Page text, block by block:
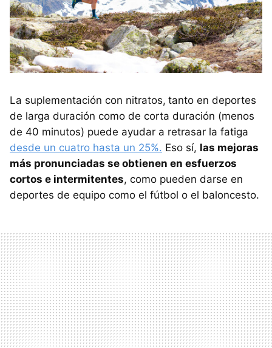
La suplementación con nitratos, tanto en deportes
de larga duración como de corta duración (menos
de 40 minutos) puede ayudar a retrasar la fatiga
desde un cuatro hasta un 25%. Eso sí, las mejoras
más pronunciadas se obtienen en esfuerzos
cortos e intermitentes, como pueden darse en
deportes de equipo como el fútbol o el baloncesto.